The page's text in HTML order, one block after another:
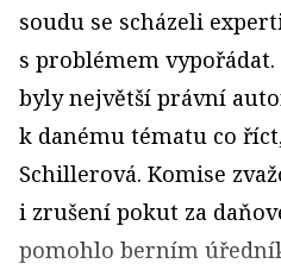
soudu se scházeli
s problémem
byly největší právní
k danému tématu co
Schillerová. Komise
i zrušení pokut za
pomohlo berním